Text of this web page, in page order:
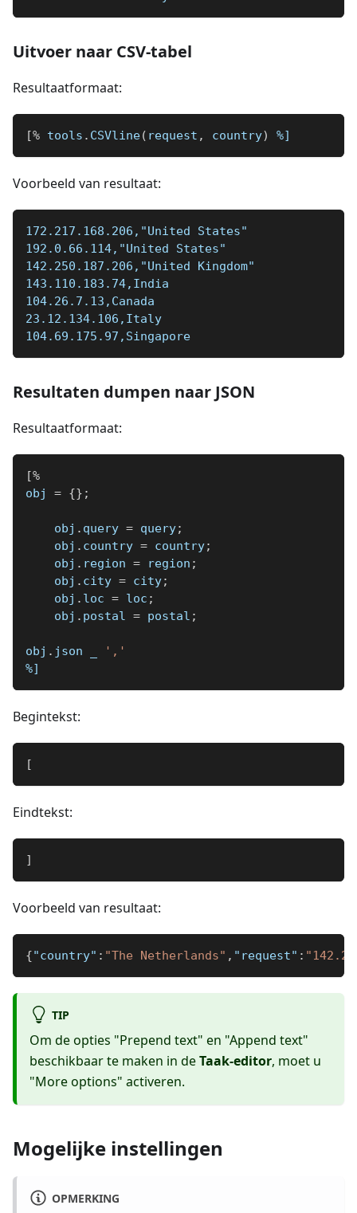
Uitvoer naar CSV-tabel
Resultaatformaat:
[% tools . CSVline( request , country) %]
Voorbeeld van resultaat:
172.217.168.206,"United States"
192.0.66.114,"United States"
142.250.187.206,"United Kingdom"
143.110.183.74,India
104.26.7.13,Canada
23.12.134.106,Italy
104.69.175.97,Singapore
Resultaten dumpen naar JSON
Resultaatformaat:
[%
obj = {} ;
    obj
. query = query;
    obj
. country = country;
    obj
. region = region ;
    obj
. city = city;
    obj
. loc = loc ;
    obj
. postal = postal ;
obj . json
','
%]
Begintekst:
[
Eindtekst:
]
Voorbeeld van resultaat:
{"country" : "The Netherlands" , "request" :
TIP
Om de opties "Prepend text" en "Append text"
beschikbaar te maken in deTaak-editor, moet u
"More options" activeren.
Mogelijke instellingen
OPMERKING